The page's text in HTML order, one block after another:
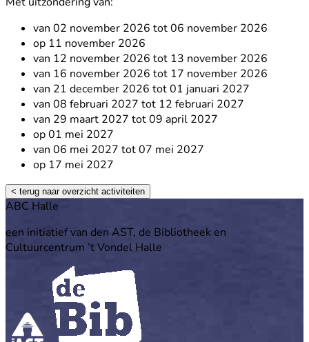
van 02 november 2026 tot 06 november 2026
op 11 november 2026
van 12 november 2026 tot 13 november 2026
van 16 november 2026 tot 17 november 2026
van 21 december 2026 tot 01 januari 2027
van 08 februari 2027 tot 12 februari 2027
van 29 maart 2027 tot 09 april 2027
op 01 mei 2027
van 06 mei 2027 tot 07 mei 2027
op 17 mei 2027
< terug naar overzicht activiteiten
Footer
ABC Halle
een initiatief van den AST, de Bibliotheek en
Cultuurcentrum ’t Vondel Halle